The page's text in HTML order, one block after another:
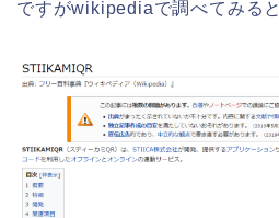
ですがwikipediaで調べてみると